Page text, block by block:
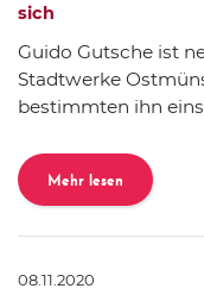
sich
Guido Gutsche ist
Stadtwerke
bestimmten ihn
Mehr lesen
08.11.2020